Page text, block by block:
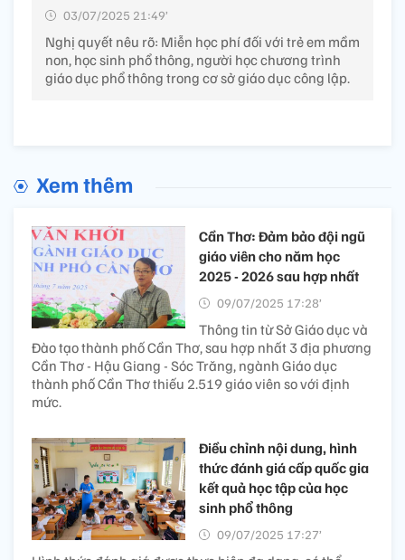
03/07/2025 21:49’
Nghị quyết nêu rõ: Miễn học phí đối với trẻ em mầm
non, học sinh phổ thông, người học chương trình
giáo dục phổ thông trong cơ sở giáo dục công lập.
Xem thêm
Cần Thơ: Đảm bảo đội ngũ
giáo viên cho năm học
2025 - 2026 sau hợp nhất
09/07/2025 17:28’
Thông tin từ Sở Giáo dục và
Đào tạo thành phố Cần Thơ, sau hợp nhất 3 địa phương
Cần Thơ - Hậu Giang - Sóc Trăng, ngành Giáo dục
thành phố Cần Thơ thiếu 2.519 giáo viên so với định
mức.
Điều chỉnh nội dung, hình
thức đánh giá cấp quốc gia
kết quả học tập của học
sinh phổ thông
09/07/2025 17:27’